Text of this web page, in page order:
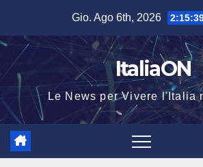
contenuto
Gio. Ago 6th, 2026
ItaliaON
Le News per Vivere l'Italia